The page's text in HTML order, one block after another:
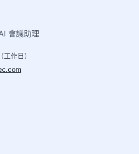
會議助理
作日）